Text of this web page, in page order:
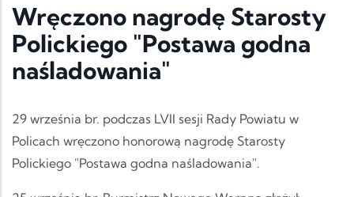
Wręczono nagrodę Starosty
Polickiego "Postawa godna
naśladowania"
29 września br. podczas LVII sesji Rady Powiatu w
Policach wręczono honorową nagrodę Starosty
Polickiego "Postawa godna naśladowania".